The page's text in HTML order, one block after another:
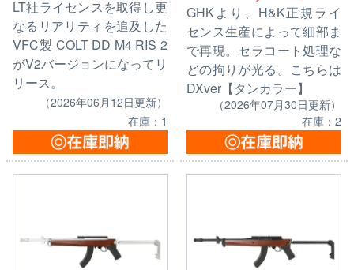
LT社ライセンスを取得し更
なるリアリティを追及した
VFC製 COLT DD M4 RIS 2
がV2バージョンになってリ
リース。
（2026年06月12日更新）
在庫：1
GHKより、H&K正規ライ
センス生産によって細部ま
で再現。セラコート処理な
どの拘りが光る。こちらは
DXver【タンカラー】
（2026年07月30日更新）
在庫：2